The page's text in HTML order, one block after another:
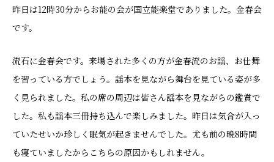
昨日は12時30分からお能の会が国立能楽堂でありました。金春会
です。
流石に金春会です。来場された多くの方が金春流のお謡、お仕舞
を習っている方でしょう。謡本を見ながら舞台を見ている姿が多
く見られました。私の席の周辺は皆さん謡本を見ながらの鑑賞で
した。私も謡本三冊持ち込んで楽しみました。昨日は気合が入っ
ていたせいか珍しく眠気が起きませんでした。尤も前の晩8時間
も寝ていましたからこちらの原因かもしれません。